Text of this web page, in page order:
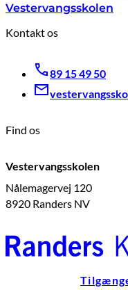
Vestervangsskolen
Kontakt os
89 15 49 50
Find os
Vestervangsskolen
Nålemagervej 120
8920 Randers NV